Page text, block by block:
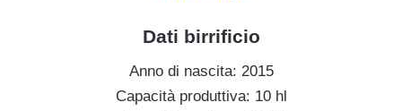
Dati birrificio
Anno di nascita: 2015
Capacità produttiva: 10 hl